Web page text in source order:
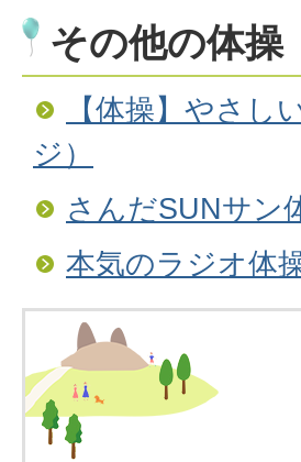
その他の体操
【体操】やさし
ジ）
さんだSUNサン
本気のラジオ体